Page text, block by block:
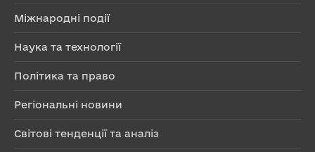
Міжнародні події
Наука та технології
Політика та право
Регіональні новини
Світові тенденції та аналіз